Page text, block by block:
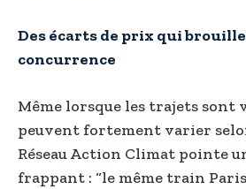
Des écarts de prix qui
concurrence
Même lorsque les trajets sont
peuvent fortement varier
Réseau Action Climat pointe
frappant : “le même train